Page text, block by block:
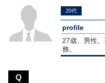
20代
profile
27歳、男性
務。
Q